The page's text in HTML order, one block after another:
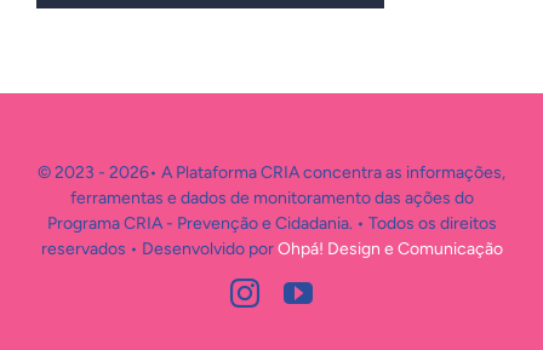
© 2023 - 2026• A Plataforma CRIA concentra as informações,
ferramentas e dados de monitoramento das ações do
Programa CRIA - Prevenção e Cidadania. • Todos os direitos
reservados • Desenvolvido porOhpá! Design e Comunicação